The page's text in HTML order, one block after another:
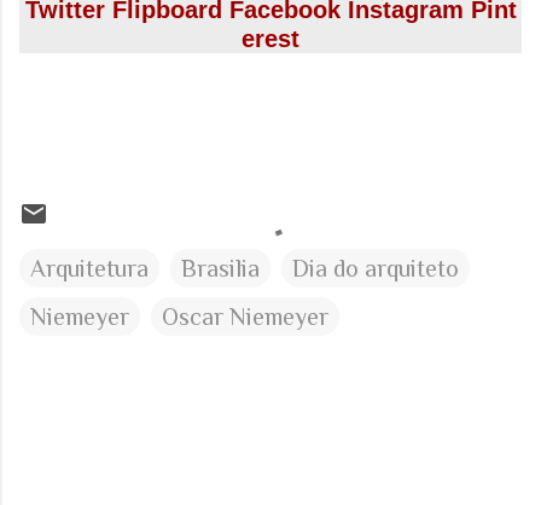
Twitter Flipboard Facebook Instagram Pint
erest
Arquitetura Brasilia
Dia do arquiteto
Niemeyer
Oscar Niemeyer